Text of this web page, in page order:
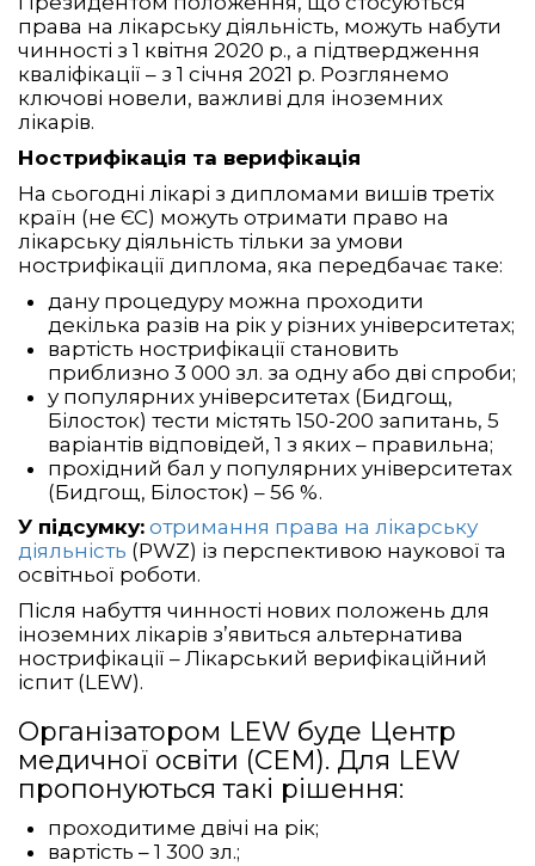
права на лікарську діяльність, можуть набути
чинності з 1 квітня 2020 р., а підтвердження
кваліфікації – з 1 січня 2021 р. Розглянемо
ключові новели, важливі для іноземних
лікарів.
Нострифікація та верифікація
На сьогодні лікарі з дипломами вишів третіх
країн (не ЄС) можуть отримати право на
лікарську діяльність тільки за умови
нострифікації диплома, яка передбачає таке:
дану процедуру можна проходити
декілька разів на рік у різних університетах;
вартість нострифікації становить
приблизно 3 000 зл. за одну або дві спроби;
у популярних університетах (Бидгощ,
Білосток) тести містять 150-200 запитань, 5
варіантів відповідей, 1 з яких – правильна;
прохідний бал у популярних університетах
(Бидгощ, Білосток) – 56 %.
У підсумку: отримання права на лікарську
діяльність (PWZ) із перспективою наукової та
освітньої роботи.
Після набуття чинності нових положень для
іноземних лікарів з’явиться альтернатива
нострифікації – Лікарський верифікаційний
іспит (LEW).
Організатором LEW буде Центр
медичної освіти (CEM). Для LEW
пропонуються такі рішення:
проходитиме двічі на рік;
вартість – 1 300 зл.;